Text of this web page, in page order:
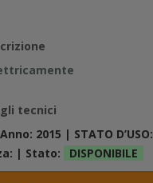
tecnici
2015 | STATO D’USO:
| Stato: DISPONIBILE